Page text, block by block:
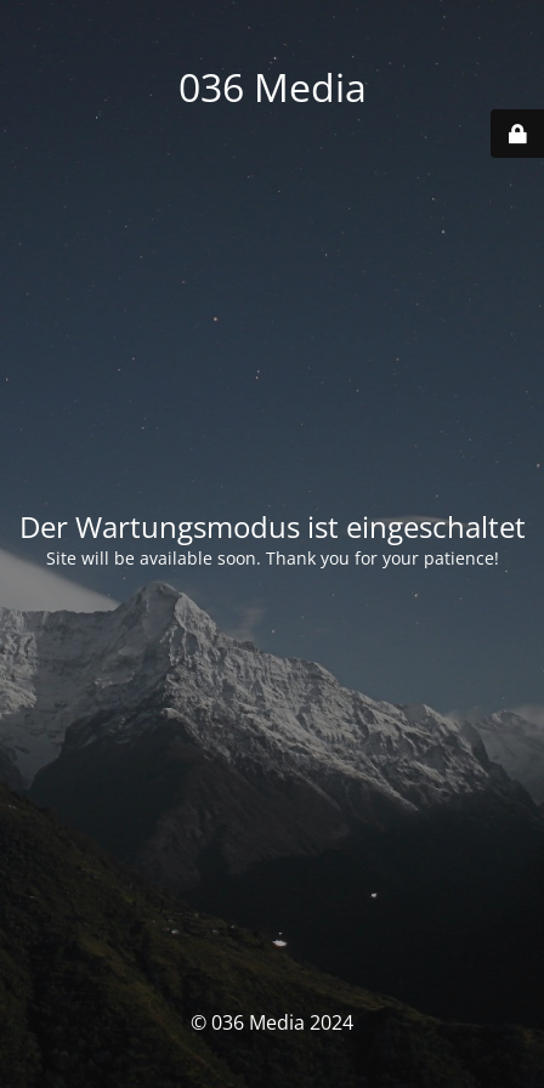
036 Media
Der Wartungsmodus ist eingeschaltet
Site will be available soon. Thank you for your patience!
© 036 Media 2024